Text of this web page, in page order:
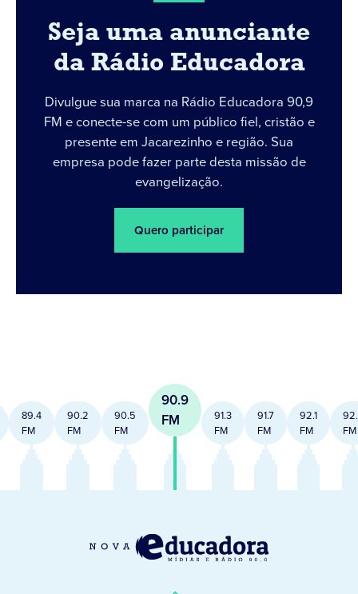
Seja uma anunciante
da Rádio Educadora
Divulgue sua marca na Rádio Educadora 90,9
FM e conecte-se com um público fiel, cristão e
presente em Jacarezinho e região. Sua
empresa pode fazer parte desta missão de
evangelização.
Quero participar
89.4
FM
90.2
FM
90.5
FM
90.9
FM
91.3
FM
91.7
FM
92.1
FM
FM